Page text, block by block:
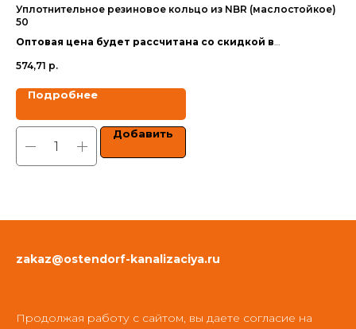
Уплотнительное резиновое кольцо из NBR (маслостойкое)
50
Оптовая цена будет рассчитана со скидкой в
574,71 р.
Подробнее
Добавить
zakaz@ostendorf-kanalizaciya.ru
Продолжая работу с сайтом, вы даете согласие на